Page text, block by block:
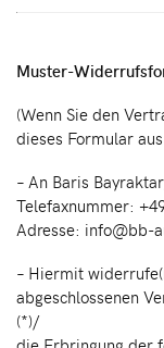
Muster-
(Wenn Sie den
dieses Formular
– An Baris
Telefaxnummer:
Adresse: info@bb-
– Hiermit
abgeschlossenen
(*)/